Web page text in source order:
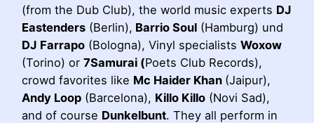
(from the Dub Club), the world music experts DJ
Eastenders (Berlin), Barrio Soul (Hamburg) und
DJ Farrapo (Bologna), Vinyl specialists Woxow
(Torino) or 7Samurai (Poets Club Records),
crowd favorites like Mc Haider Khan (Jaipur),
Andy Loop (Barcelona), Killo Killo (Novi Sad),
and of course Dunkelbunt. They all perform in